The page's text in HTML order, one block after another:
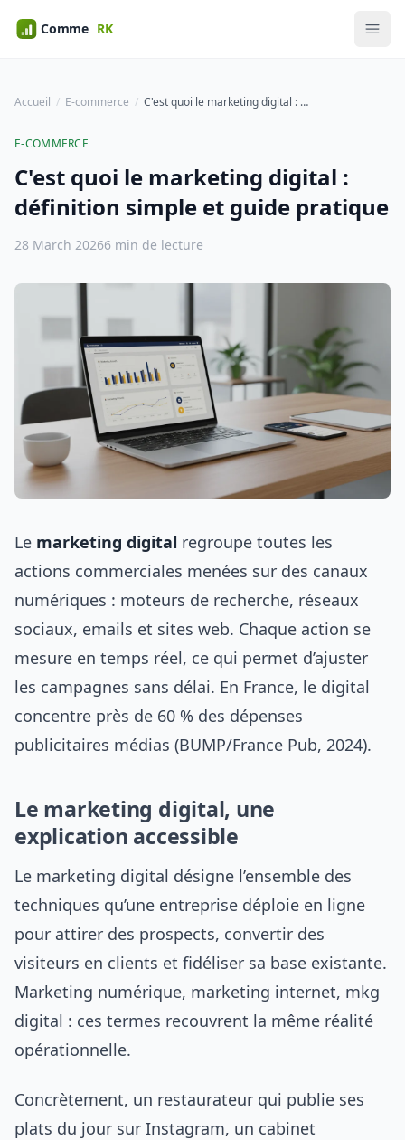
Accueil E-commerce C'est quoi le marketing digital : définition simple et guide pratique
E-COMMERCE
C'est quoi le marketing digital :
définition simple et guide pratique
28 March 20266 min de lecture
Le marketing digital regroupe toutes les
actions commerciales menées sur des canaux
numériques : moteurs de recherche, réseaux
sociaux, emails et sites web. Chaque action se
mesure en temps réel, ce qui permet d’ajuster
les campagnes sans délai. En France, le digital
concentre près de 60 % des dépenses
publicitaires médias (BUMP/France Pub, 2024).
Le marketing digital, une
explication accessible
Le marketing digital désigne l’ensemble des
techniques qu’une entreprise déploie en ligne
pour attirer des prospects, convertir des
visiteurs en clients et fidéliser sa base existante.
Marketing numérique, marketing internet, mkg
digital : ces termes recouvrent la même réalité
opérationnelle.
Concrètement, un restaurateur qui publie ses
plats du jour sur Instagram, un cabinet